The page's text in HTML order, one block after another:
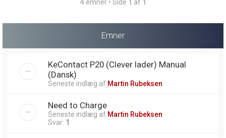
4 emner • Side 1 af 1
Emner
KeContact P20 (Clever lader) Manual
(Dansk)
Seneste indlæg af Martin Rubeksen
Need to Charge
Seneste indlæg af Martin Rubeksen
Svar: 1